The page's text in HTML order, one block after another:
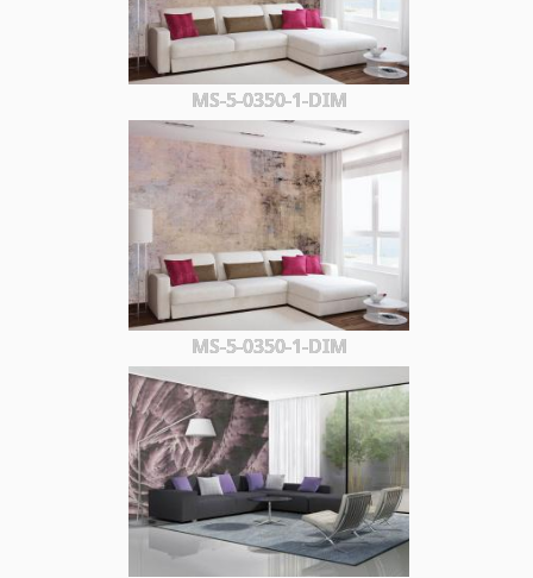
MS-5-0350-1-DIM
MS-5-0350-1-DIM